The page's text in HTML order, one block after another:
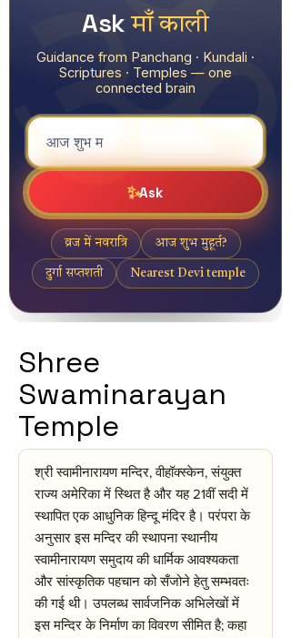
Shree
Swaminarayan
Temple
श्री स्वामीनारायण मन्दिर, वीहॉक्स्केन, संयुक्त
राज्य अमेरिका में स्थित है और यह 21वीं सदी में
स्थापित एक आधुनिक हिन्दू मंदिर है। परंपरा के
अनुसार इस मन्दिर की स्थापना स्थानीय
स्वामीनारायण समुदाय की धार्मिक आवश्यकता
और सांस्कृतिक पहचान को सँजोने हेतु सम्भवतः
की गई थी। उपलब्ध सार्वजनिक अभिलेखों में
इस मन्दिर के निर्माण का विवरण सीमित है; कहा